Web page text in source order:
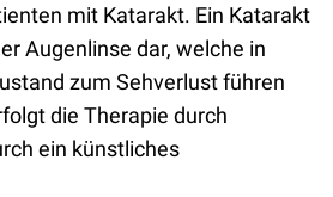
mit Katarakt. Ein Katarakt
Augenlinse dar, welche in
zum Sehverlust führen
die Therapie durch
ein künstliches